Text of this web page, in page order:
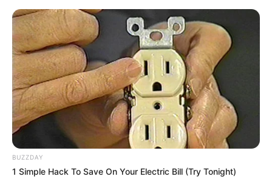
BUZZDAY
1 Simple Hack To Save On Your Electric Bill (Try Tonight)